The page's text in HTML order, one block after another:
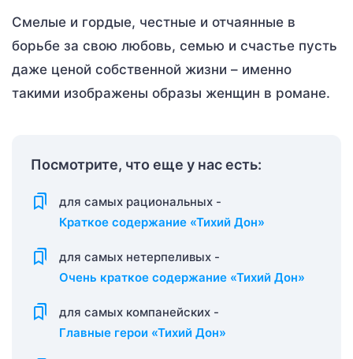
Смелые и гордые, честные и отчаянные в
борьбе за свою любовь, семью и счастье пусть
даже ценой собственной жизни – именно
такими изображены образы женщин в романе.
Посмотрите, что еще у нас есть:
для самых рациональных -
Краткое содержание «Тихий Дон»
для самых нетерпеливых -
Очень краткое содержание «Тихий Дон»
для самых компанейских -
Главные герои «Тихий Дон»